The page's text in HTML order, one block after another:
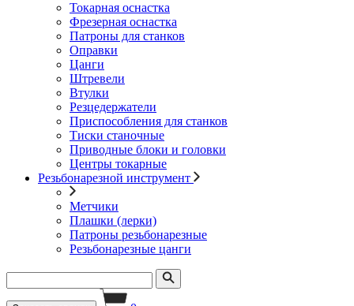
Токарная оснастка
Фрезерная оснастка
Патроны для станков
Оправки
Цанги
Штревели
Втулки
Резцедержатели
Приспособления для станков
Тиски станочные
Приводные блоки и головки
Центры токарные
Резьбонарезной инструмент
Метчики
Плашки (лерки)
Патроны резьбонарезные
Резьбонарезные цанги